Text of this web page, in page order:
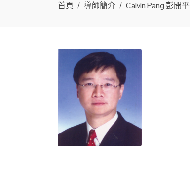
首頁 導師簡介 Calvin Pang 彭開平